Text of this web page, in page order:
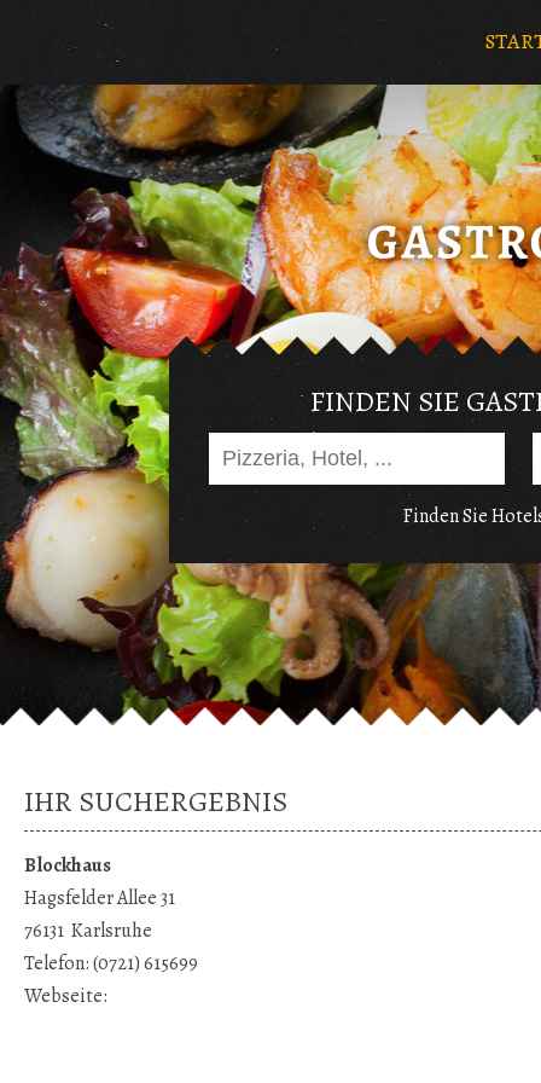
FINDEN SIE
Finden Sie
IHR SUCHERGEBNIS
Blockhaus
Hagsfelder Allee 31
76131 Karlsruhe
Telefon:(0721) 615699
Webseite: